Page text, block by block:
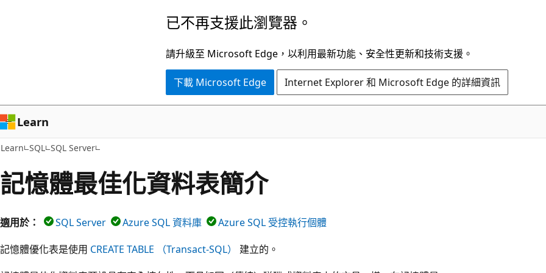
容
已不再支援此瀏覽器。
請升級至 Microsoft Edge，以利用最新功能、安全性更新和技術支援。
下載 Microsoft Edge Internet Explorer 和 Microsoft Edge 的詳細資訊
Learn
Learn SQL SQL Server
記憶體最佳化資料表簡介
適用於： SQL Server Azure SQL 資料庫
Azure SQL 受控執行個體
記憶體優化表是使用 CREATE TABLE （Transact-SQL）
建立的。